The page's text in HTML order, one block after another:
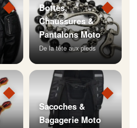
◆ ◆
Bottes,
Chaussures &
Pantalons Moto
De la tête aux pieds
◆ ◆
Sacoches &
Bagagerie Moto